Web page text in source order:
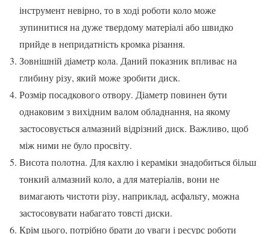
інструмент невірно, то в ході роботи коло може
зупинитися на дуже твердому матеріалі або швидко
прийде в непридатність кромка різання.
Зовнішній діаметр кола. Даний показник впливає на
глибину різу, який може зробити диск.
Розмір посадкового отвору. Діаметр повинен бути
однаковим з вихідним валом обладнання, на якому
застосовується алмазний відрізний диск. Важливо, щоб
між ними не було просвіту.
Висота полотна. Для кахлю і кераміки знадобиться більш
тонкий алмазний коло, а для матеріалів, вони не
вимагають чистоти різу, наприклад, асфальту, можна
застосовувати набагато товсті диски.
Крім цього, потрібно брати до уваги і ресурс роботи